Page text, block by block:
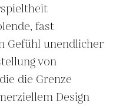
fast
Gefühl unendlicher
von
die Grenze
Design